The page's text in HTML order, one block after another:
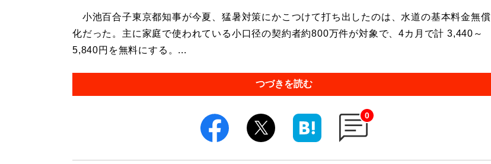
小池百合子東京都知事が今夏、猛暑対策にかこつけて打ち出したのは、水道の基本料金無償
化だった。主に家庭で使われている小口径の契約者約800万件が対象で、4カ月で計 3,440～
5,840円を無料にする。...
つづきを読む
0